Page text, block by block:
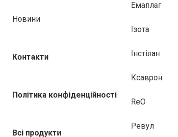
Новини
Контакти
Політика конфіденційності
Всі продукти
Емаплаг
Ізота
Інстілан
Ксаврон
ReO
Ревул